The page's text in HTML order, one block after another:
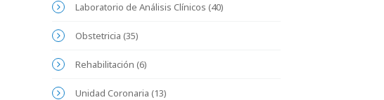
Laboratorio de Análisis Clínicos (40)
Obstetricia (35)
Rehabilitación (6)
Unidad Coronaria (13)